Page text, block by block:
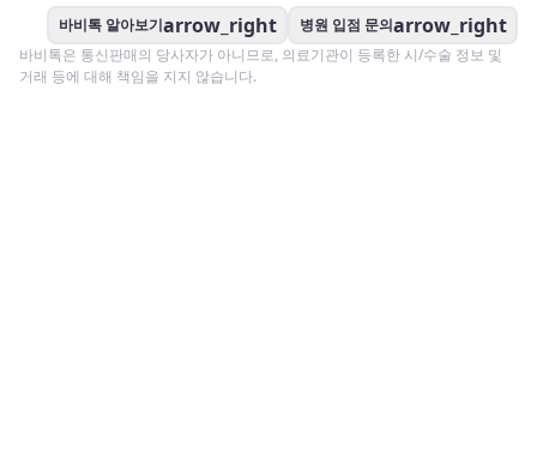
바비톡 알아보기arrow_right 병원 입점 문의arrow_right
바비톡은 통신판매의 당사자가 아니므로, 의료기관이 등록한 시/수술 정보 및
거래 등에 대해 책임을 지지 않습니다.